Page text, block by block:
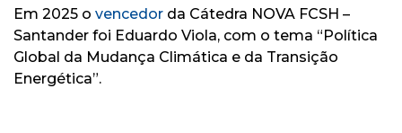
Em 2025 o vencedor da Cátedra NOVA FCSH –
Santander foi Eduardo Viola, com o tema “Política
Global da Mudança Climática e da Transição
Energética”.